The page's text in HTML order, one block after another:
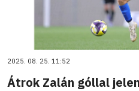
2025. 08. 25. 11:52
Átrok Zalán góllal